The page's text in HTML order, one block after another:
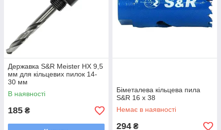
Державка S&R Meister HX 9,5
мм для кільцевих пилок 14-
30 мм
В наявності
185 ₴
Біметалева кільцева пила
S&R 16 x 38
Немає в наявності
294 ₴